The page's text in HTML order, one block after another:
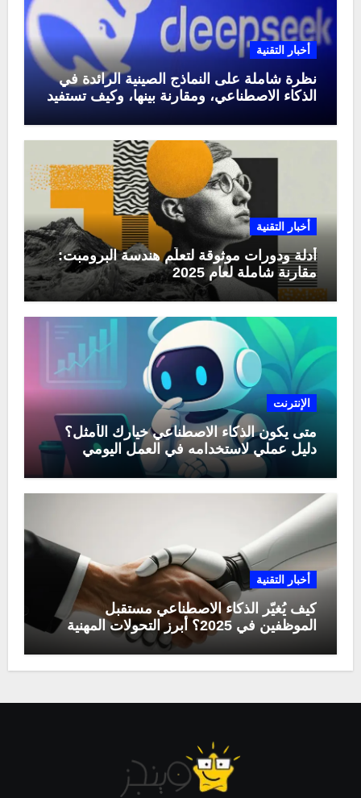
أخبار التقنية
نظرة شاملة على النماذج الصينية الرائدة في
الذكاء الاصطناعي، ومقارنة بينها، وكيف تستفيد
أخبار التقنية
أدلة ودورات موثوقة لتعلّم هندسة البرومبت:
مقارنة شاملة لعام 2025
الإنترنت
متى يكون الذكاء الاصطناعي خيارك الأمثل؟
دليل عملي لاستخدامه في العمل اليومي
أخبار التقنية
كيف يُغيّر الذكاء الاصطناعي مستقبل
الموظفين في 2025؟ أبرز التحولات المهنية